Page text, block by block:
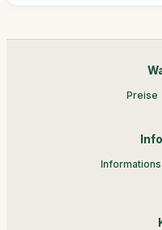
Preise